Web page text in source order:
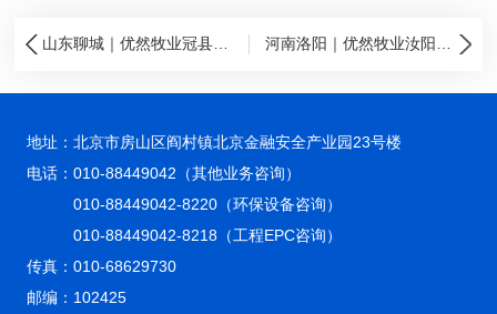
地址：北京市房山区阎村镇北京金融安全产业园23号楼
电话： 010-88449042（其他业务咨询）
010-88449042-8220（环保设备咨询）
010-88449042-8218（工程EPC咨询）
传真：010-68629730
邮编：102425